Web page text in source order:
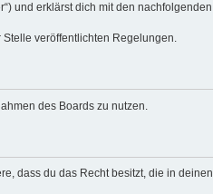
und erklärst dich mit den nachfolgenden
veröffentlichten Regelungen.
des Boards zu nutzen.
dass du das Recht besitzt, die in deinen